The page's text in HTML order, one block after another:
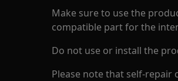
Make sure to use the
compatible part for the
Do not use or install the
Please note that self-repair